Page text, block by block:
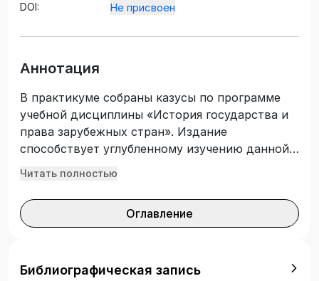
DOI:
Не присвоен
Аннотация
В практикуме собраны казусы по программе
учебной дисциплины «История государства и
права зарубежных стран». Издание
способствует углубленному изучению данной
дисциплины, исследованию основных
способности применять полученные
теоретические знания на практике.
программам высшего образования по
Читать полностью
Оглавление
Библиографическая запись